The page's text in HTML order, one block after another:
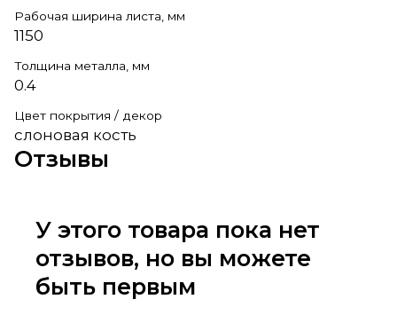
Рабочая ширина листа, мм
1150
Толщина металла, мм
0.4
Цвет покрытия / декор
слоновая кость
Отзывы
У этого товара пока нет
отзывов, но вы можете
быть первым